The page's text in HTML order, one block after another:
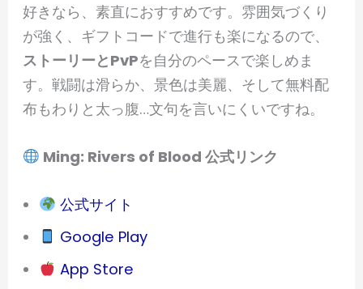
好きなら、素直におすすめです。雰囲気づくり
が強く、ギフトコードで進行も楽になるので、
ストーリーとPvPを自分のペースで楽しめま
す。戦闘は滑らか、景色は美麗、そして無料配
布もわりと太っ腹…文句を言いにくいですね。
Ming: Rivers of Blood 公式リンク
公式サイト
Google Play
App Store